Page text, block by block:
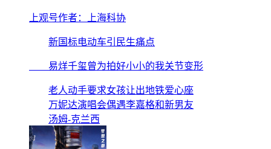
上观号作者：上海科协
新国标电动车引民生痛点
易烊千玺曾为拍好小小的我关节变形
老人动手要求女孩让出地铁爱心座
万妮达演唱会偶遇李嘉格和新男友
汤姆-克兰西